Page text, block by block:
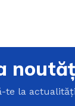
te la